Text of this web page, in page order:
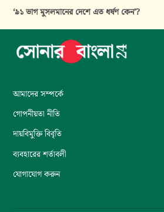
‘৯১ ভাগ মুসলমানের দেশে এত ধর্ষণ কেন’?
আমাদের সম্পর্কে
গোপনীয়তা নীতি
দায়বিমুক্তি বিবৃতি
ব্যবহারের শর্তাবলী
যোগাযোগ করুন